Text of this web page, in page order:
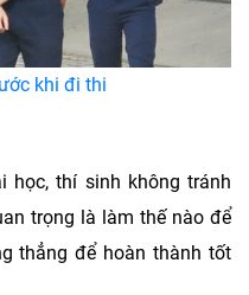
khi đi thi
học, thí sinh không tránh
trọng là làm thế nào để
thẳng để hoàn thành tốt